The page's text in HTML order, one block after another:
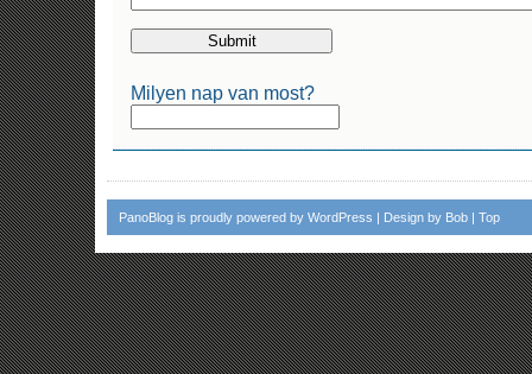
Milyen nap van most?
PanoBlog is proudly powered by WordPress | Design by Bob | Top